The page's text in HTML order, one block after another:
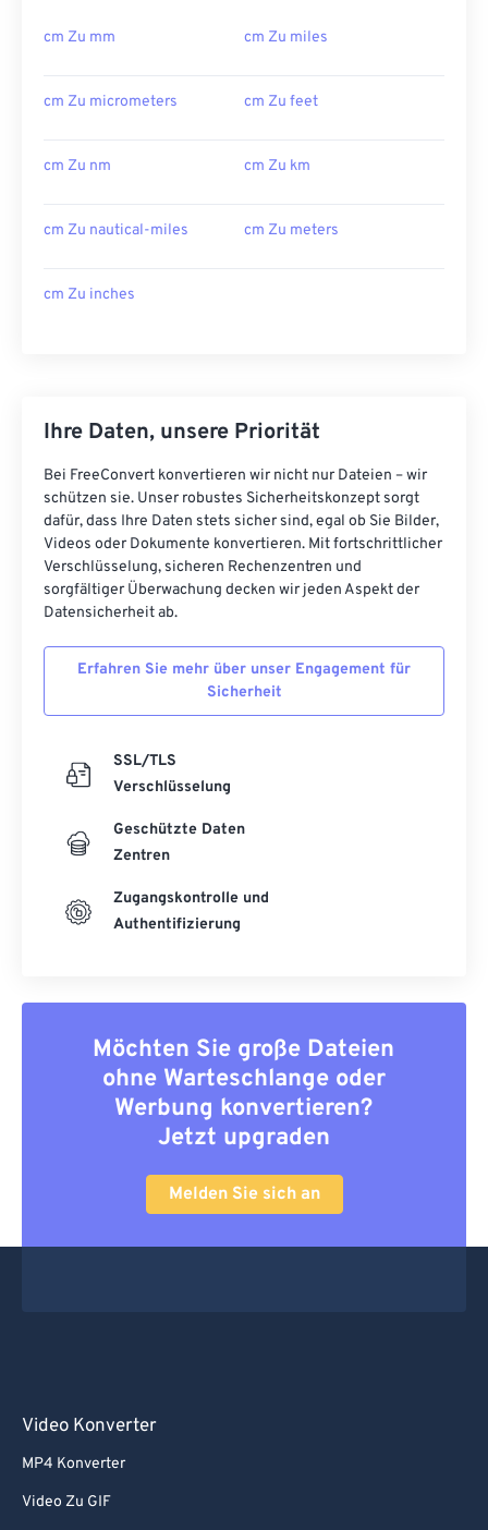
cm Zu mm cm Zu miles
cm Zu micrometers cm Zu feet
cm Zu nm cm Zu km
cm Zu nautical-miles cm Zu meters
cm Zu inches
Ihre Daten, unsere Priorität
Bei FreeConvert konvertieren wir nicht nur Dateien – wir
schützen sie. Unser robustes Sicherheitskonzept sorgt
dafür, dass Ihre Daten stets sicher sind, egal ob Sie Bilder,
Videos oder Dokumente konvertieren. Mit fortschrittlicher
Verschlüsselung, sicheren Rechenzentren und
sorgfältiger Überwachung decken wir jeden Aspekt der
Datensicherheit ab.
Erfahren Sie mehr über unser Engagement für
Sicherheit
SSL/TLS
Verschlüsselung
Geschützte Daten
Zentren
Zugangskontrolle und
Authentifizierung
Möchten Sie große Dateien
ohne Warteschlange oder
Werbung konvertieren?
Jetzt upgraden
Melden Sie sich an
Video Konverter
MP4 Konverter
Video Zu GIF